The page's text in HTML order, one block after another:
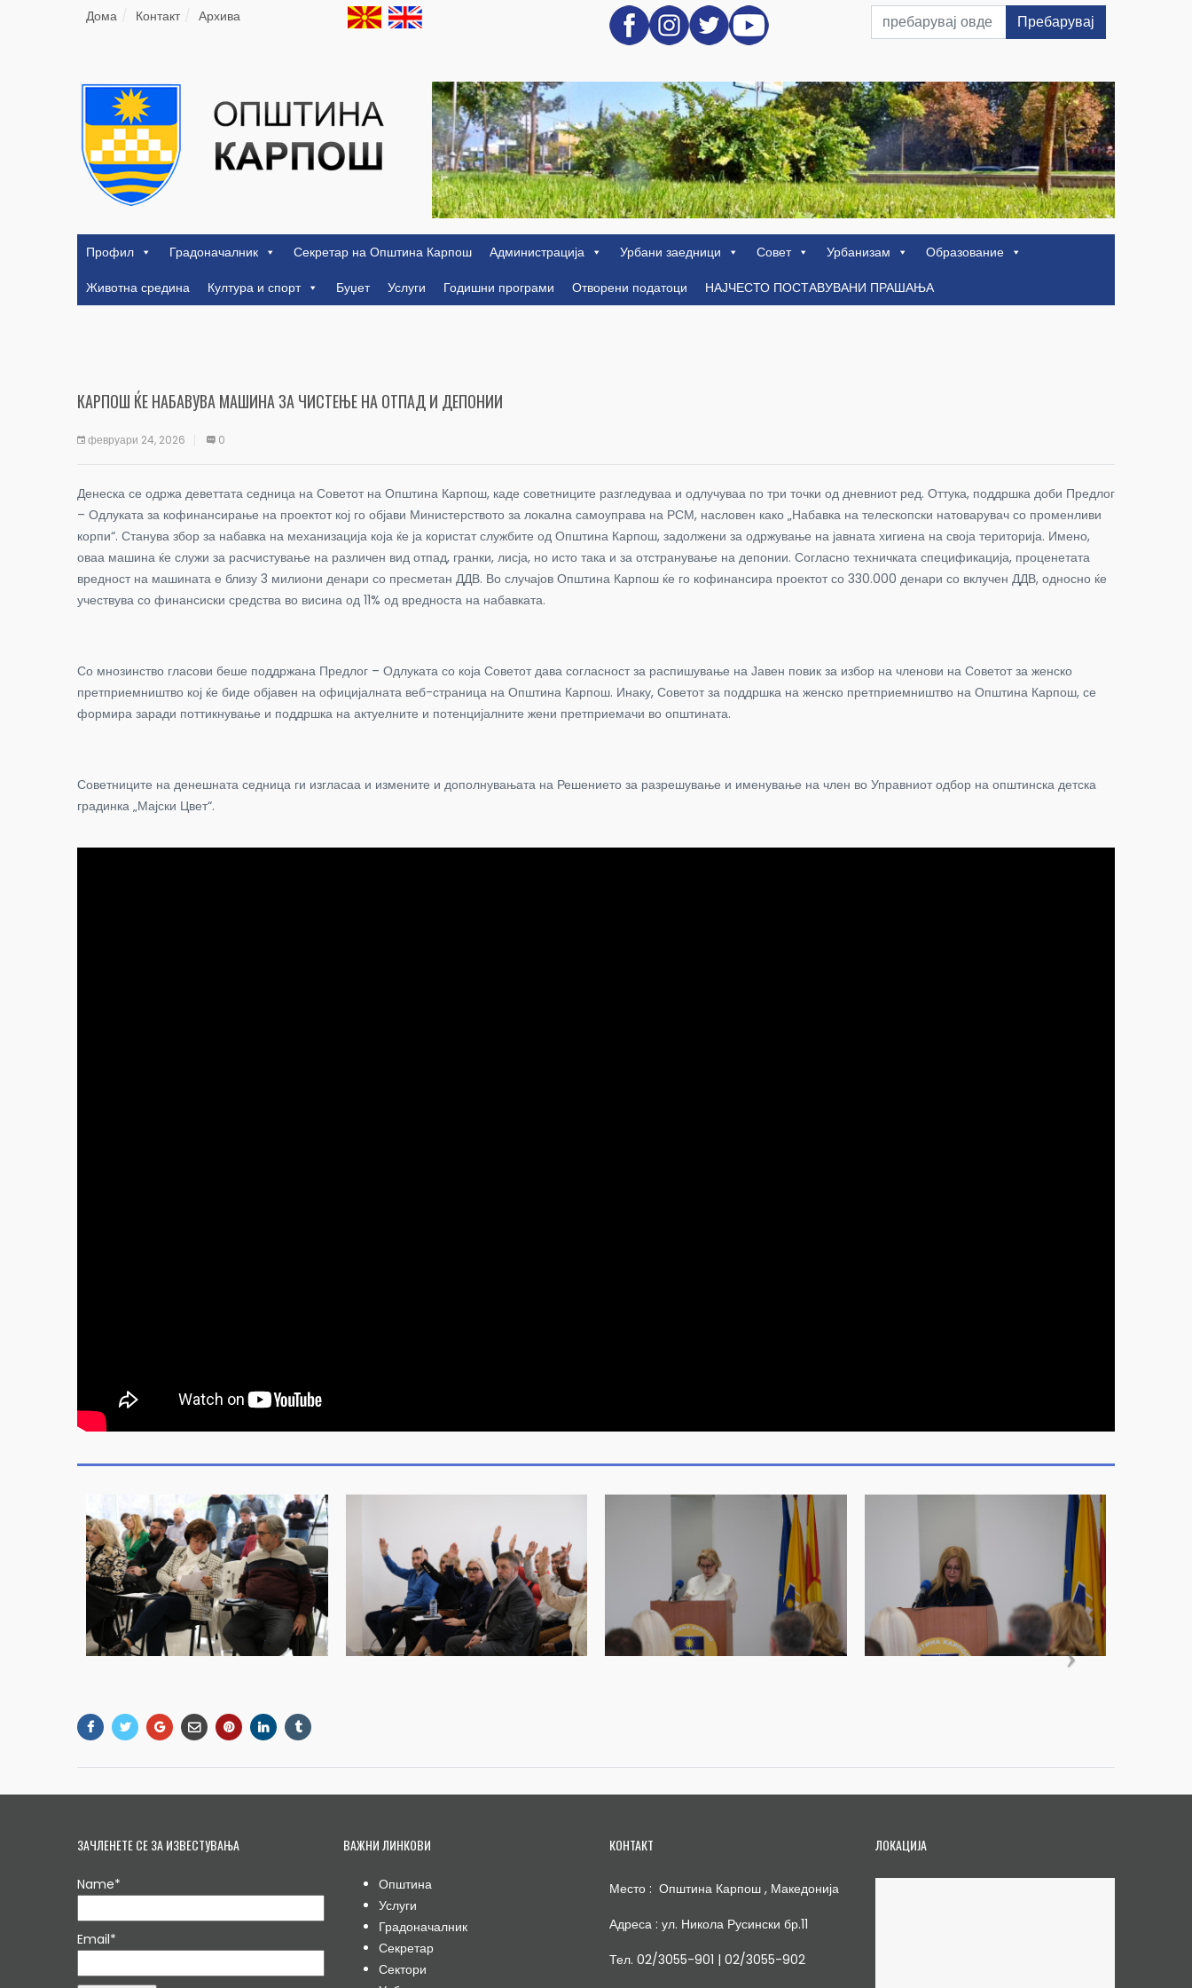
Дома Контакт Архива Пребарувај
Профил Градоначалник Секретар на Општина Карпош Администрација Урбани заедници Совет Урбанизам
Образование
Животна средина
Култура и спорт Буџет Услуги Годишни програми Отворени податоци НАЈЧЕСТО ПОСТАВУВАНИ ПРАШАЊА
КАРПОШ ЌЕ НАБАВУВА МАШИНА ЗА ЧИСТЕЊЕ НА ОТПАД И ДЕПОНИИ
февруари 24, 2026 0
Денеска се одржа деветтата седница на Советот на Општина Карпош, каде советниците разгледуваа и одлучуваа по три точки од дневниот ред. Оттука, поддршка доби Предлог
– Одлуката за кофинансирање на проектот кој го објави Министерството за локална самоуправа на РСМ, насловен како „Набавка на телескопски натоварувач со променливи
корпи“. Станува збор за набавка на механизација која ќе ја користат службите од Општина Карпош, задолжени за одржување на јавната хигиена на своја територија. Имено,
оваа машина ќе служи за расчистување на различен вид отпад, гранки, лисја, но исто така и за отстранување на депонии. Согласно техничката спецификација, проценетата
вредност на машината е близу 3 милиони денари со пресметан ДДВ. Во случајов Општина Карпош ќе го кофинансира проектот со 330.000 денари со вклучен ДДВ, односно ќе
учествува со финансиски средства во висина од 11% од вредноста на набавката.
Со мнозинство гласови беше поддржана Предлог – Одлуката со која Советот дава согласност за распишување на Јавен повик за избор на членови на Советот за женско
претприемништво кој ќе биде објавен на официјалната веб-страница на Општина Карпош. Инаку, Советот за поддршка на женско претприемништво на Општина Карпош, се
формира заради поттикнување и поддршка на актуелните и потенцијалните жени претприемачи во општината.
Советниците на денешната седница ги изгласаа и измените и дополнувањата на Решението за разрешување и именување на член во Управниот одбор на општинска детска
градинка „Мајски Цвет“.
ЗАЧЛЕНЕТЕ СЕ ЗА ИЗВЕСТУВАЊА
Name*
Email*
ВАЖНИ ЛИНКОВИ
Општина
Услуги
Градоначалник
Секретар
Сектори
КОНТАКТ
Место : Општина Карпош , Македонија
Адреса : ул. Никола Русински бр.11
Тел. 02/3055-901 | 02/3055-902
ЛОКАЦИЈА